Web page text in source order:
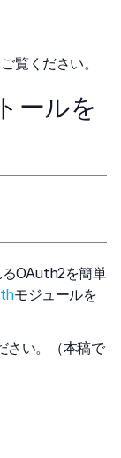
覧ください。
ールを
OAuth2を簡単
モジュールを
さい。（本稿で